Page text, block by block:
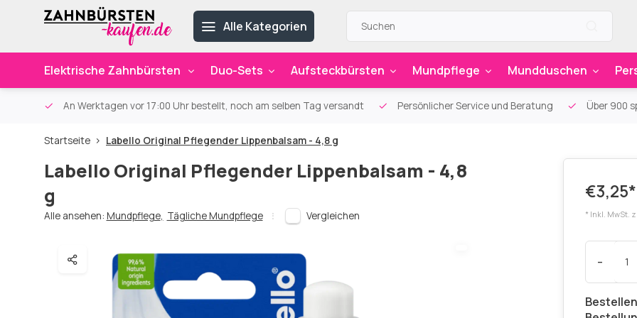
Alle Kategorien
Elektrische Zahnbürsten Duo-Sets Aufsteckbürsten Mundpflege Mundduschen
An Werktagen vor 17:00 Uhr bestellt, noch am selben Tag versandt Persönlicher Service und Beratung Über 900
Startseite Labello Original Pflegender Lippenbalsam - 4,8 g
Labello Original Pflegender Lippenbalsam - 4,8
g
Alle ansehen: Mundpflege, Tägliche Mundpflege Vergleichen
€3,25*
* Inkl. MwSt.
-